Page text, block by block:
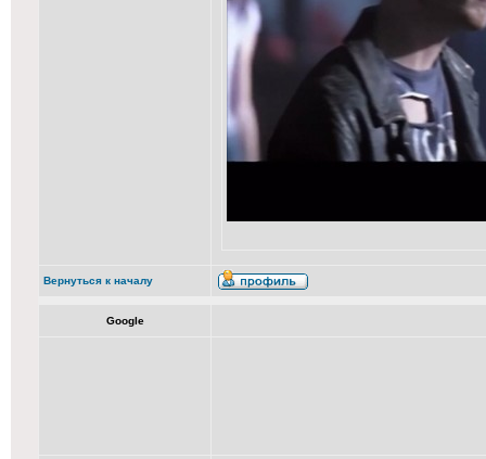
Вернуться к началу
Google